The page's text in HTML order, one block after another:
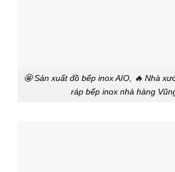
🤩 Sản xuất đồ bếp inox AIO, 🔥 Nhà
ráp bếp inox nhà hàng